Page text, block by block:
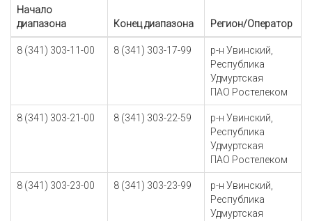
Начало
диапазона
Конец диапазона Регион/Оператор
8 (341) 303-11-00 8 (341) 303-17-99
р-н Увинский,
Республика
Удмуртская
ПАО Ростелеком
8 (341) 303-21-00 8 (341) 303-22-59
р-н Увинский,
Республика
Удмуртская
ПАО Ростелеком
8 (341) 303-23-00 8 (341) 303-23-99
р-н Увинский,
Республика
Удмуртская